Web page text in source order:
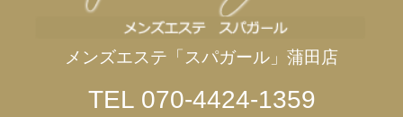
メンズエステ「スパガール」蒲田店
TEL 070-4424-1359